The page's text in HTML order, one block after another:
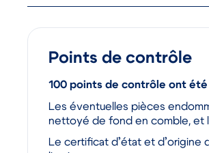
Points de contrôle
100 points de contrôle ont
Les éventuelles pièces
nettoyé de fond en comble, et
Le certificat d’état et d’origine